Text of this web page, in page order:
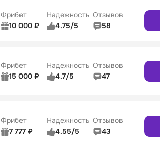
Фрибет
10 000 ₽
Надежность
4.75/5
Отзывов
58
Фрибет
15 000 ₽
Надежность
4.7/5
Отзывов
47
Фрибет
7 777 ₽
Надежность
4.55/5
Отзывов
43